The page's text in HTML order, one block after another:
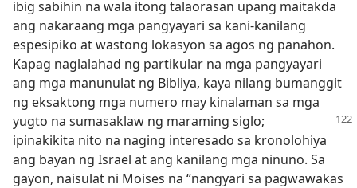
ibig sabihin na wala itong talaorasan upang maitakda
ang nakaraang mga pangyayari sa kani-kanilang
espesipiko at wastong lokasyon sa agos ng panahon.
Kapag naglalahad ng partikular na mga pangyayari
ang mga manunulat ng Bibliya, kaya nilang bumanggit
ng eksaktong mga numero may kinalaman sa mga
yugto na sumasaklaw ng maraming siglo;
ipinakikita nito na naging interesado sa kronolohiya
ang bayan ng Israel at ang kanilang mga ninuno. Sa
gayon, naisulat ni Moises na “nangyari sa pagwawakas